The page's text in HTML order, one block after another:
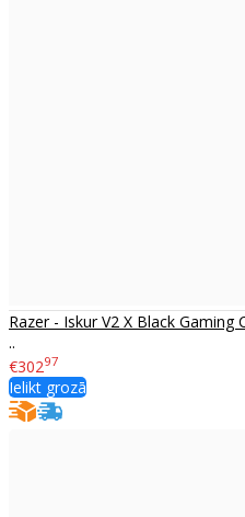
Razer - Iskur V2 X Black Gaming
..
€30297
Ielikt grozā